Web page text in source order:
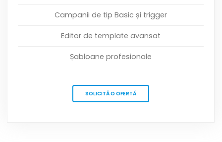
Campanii de tip Basic și trigger
Editor de template avansat
Șabloane profesionale
SOLICITĂ O OFERTĂ